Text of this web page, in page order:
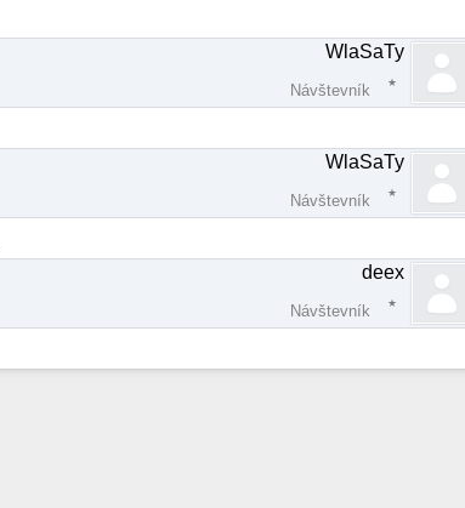
WlaSaTy
Návštevník
WlaSaTy
Návštevník
deex
Návštevník